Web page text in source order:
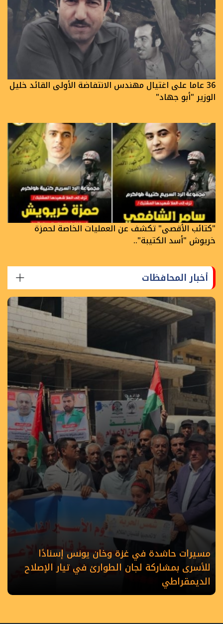
36 عاما على اغتيال مهندس الانتفاضة الأولى القائد خليل
الوزير "أبو جهاد"
"كتائب الأقصى" تكشف عن العمليات الخاصة لحمزة
خريوش "أسد الكتيبة"..
أخبار المحافظات
مسيرات حاشدة في غزة وخان يونس إسنادًا
للأسرى بمشاركة لجان الطوارئ في تيار الإصلاح
الديمقراطي